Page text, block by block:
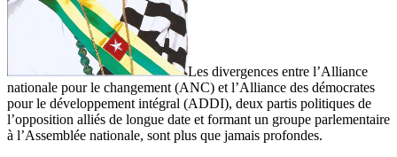
Les divergences entre l’Alliance
nationale pour le changement (ANC) et l’Alliance des démocrates
pour le développement intégral (ADDI), deux partis politiques de
l’opposition alliés de longue date et formant un groupe parlementaire
à l’Assemblée nationale, sont plus que jamais profondes.